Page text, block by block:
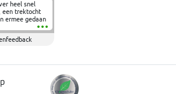
heel snel
een trektocht
ermee gedaan
de beproeving
om op te
zadel.